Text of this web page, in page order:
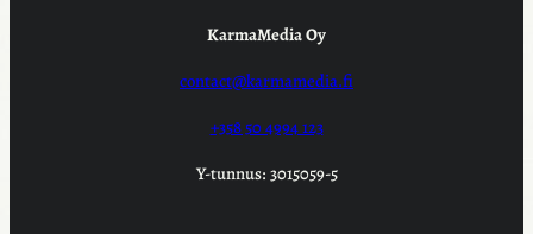
KarmaMedia Oy
contact@karmamedia.fi
+358 50 4994 123
Y-tunnus: 3015059-5